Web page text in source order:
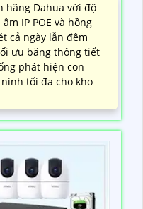
hãng Dahua với độ
IP POE và hồng
cả ngày lẫn đêm
ưu băng thông tiết
phát hiện con
tối đa cho kho